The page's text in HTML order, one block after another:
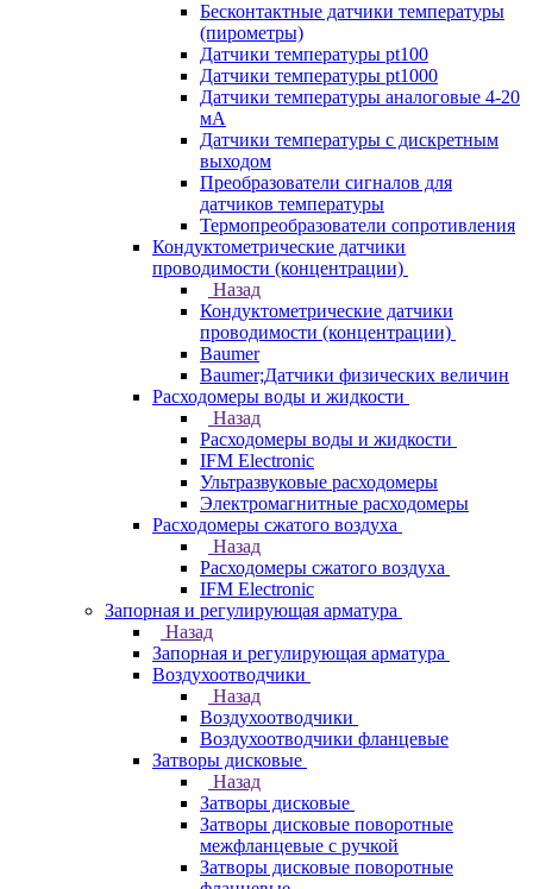
Бесконтактные датчики температуры
(пирометры)
Датчики температуры pt100
Датчики температуры pt1000
Датчики температуры аналоговые 4-20
мА
Датчики температуры с дискретным
выходом
Преобразователи сигналов для
датчиков температуры
Термопреобразователи сопротивления
Кондуктометрические датчики
проводимости (концентрации)
Назад
Кондуктометрические датчики
проводимости (концентрации)
Baumer
Baumer;Датчики физических величин
Расходомеры воды и жидкости
Назад
Расходомеры воды и жидкости
IFM Electronic
Ультразвуковые расходомеры
Электромагнитные расходомеры
Расходомеры сжатого воздуха
Назад
Расходомеры сжатого воздуха
IFM Electronic
Запорная и регулирующая арматура
Назад
Запорная и регулирующая арматура
Воздухоотводчики
Назад
Воздухоотводчики
Воздухоотводчики фланцевые
Затворы дисковые
Назад
Затворы дисковые
Затворы дисковые поворотные
межфланцевые с ручкой
Затворы дисковые поворотные